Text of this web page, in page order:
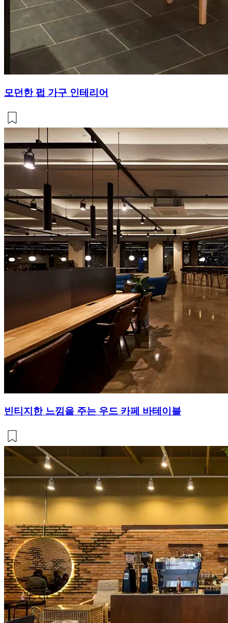
모던한 펍 가구 인테리어
빈티지한 느낌을 주는 우드 카페 바테이블